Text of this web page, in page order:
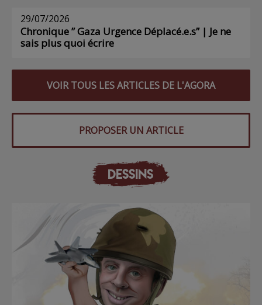
29/07/2026
Chronique ” Gaza Urgence Déplacé.e.s” | Je ne
sais plus quoi écrire
VOIR TOUS LES ARTICLES DE L'AGORA
PROPOSER UN ARTICLE
DESSINS